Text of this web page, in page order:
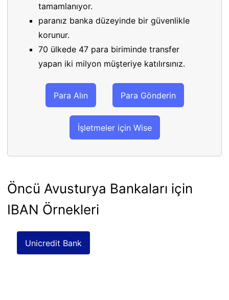
tamamlanıyor.
paranız banka düzeyinde bir güvenlikle
korunur.
70 ülkede 47 para biriminde transfer
yapan iki milyon müşteriye katılırsınız.
Para Alın Para Gönderin
İşletmeler için Wise
Öncü Avusturya Bankaları için
IBAN Örnekleri
Unicredit Bank